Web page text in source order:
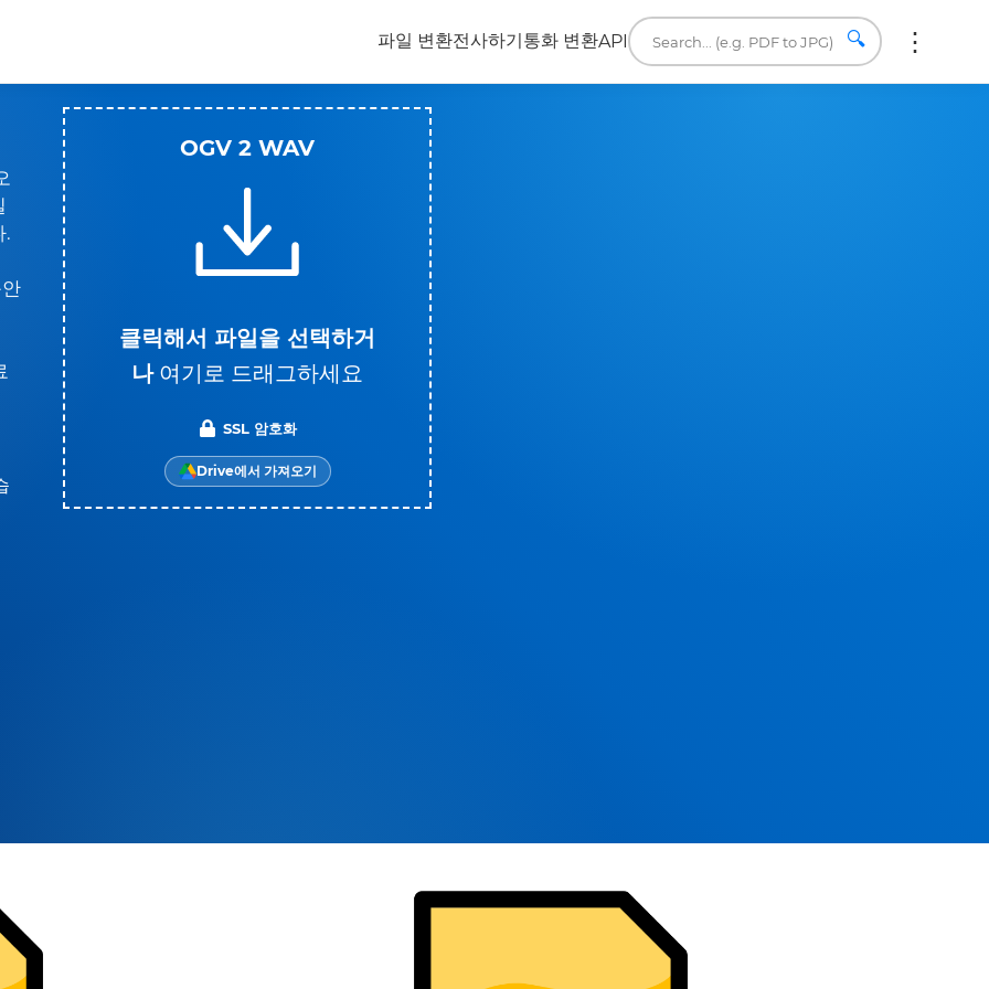
파일 변환전사하기통화 변환API 🔍
.
OGV 2 WAV
클릭해서 파일을 선택하거
나 여기로 드래그하세요
SSL 암호화
Drive에서 가져오기